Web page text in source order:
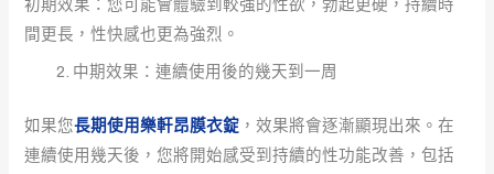
初期效果：您可能會體驗到較強的性欲，勃起更硬，持續時
間更長，性快感也更為強烈。
中期效果：連續使用後的幾天到一周
如果您長期使用樂軒昂膜衣錠 ，效果將會逐漸顯現出來。在
連續使用幾天後，您將開始感受到持續的性功能改善，包括